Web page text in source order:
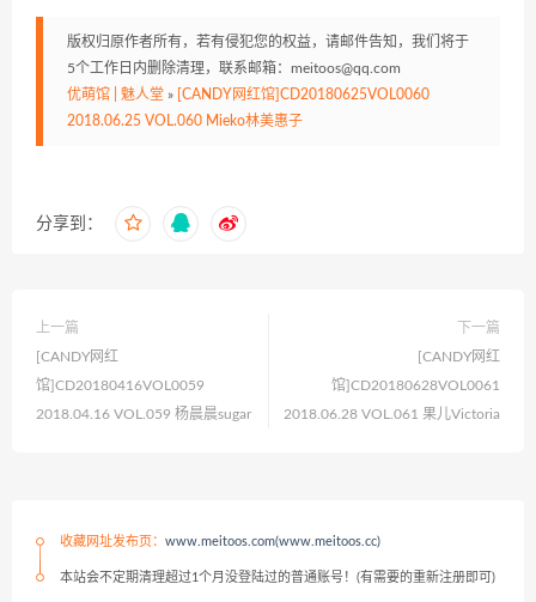
版权归原作者所有，若有侵犯您的权益，请邮件告知，我们将于
5个工作日内删除清理，联系邮箱：meitoos@qq.com
优萌馆 | 魅人堂 » [CANDY网红馆]CD20180625VOL0060
2018.06.25 VOL.060 Mieko林美惠子
分享到：
上一篇
[CANDY网红
馆]CD20180416VOL0059
2018.04.16 VOL.059 杨晨晨sugar
下一篇
[CANDY网红
馆]CD20180628VOL0061
2018.06.28 VOL.061 果儿Victoria
收藏网址发布页： www.meitoos.com(www.meitoos.cc)
本站会不定期清理超过1个月没登陆过的普通账号！(有需要的重新注册即可)